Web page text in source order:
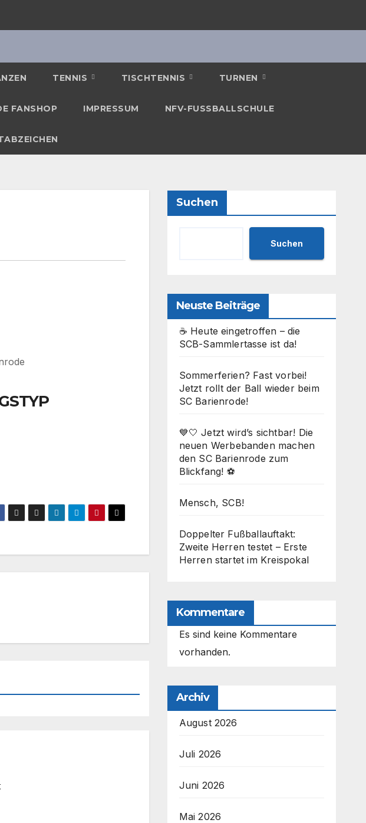
TENNIS TISCHTENNIS TURNEN
FANSHOP IMPRESSUM NFV-FUSSBALLSCHULE
Suchen
Suchen
Neuste Beiträge
☕ Heute eingetroffen – die
SCB-Sammlertasse ist da!
Sommerferien? Fast vorbei!
Jetzt rollt der Ball wieder beim
SC Barienrode!
💙🤍 Jetzt wird’s sichtbar! Die
neuen Werbebanden machen
den SC Barienrode zum
Blickfang! ⚽
Mensch, SCB!
Doppelter Fußballauftakt:
Zweite Herren testet – Erste
Herren startet im Kreispokal
Kommentare
Es sind keine Kommentare
vorhanden.
Archiv
August 2026
Juli 2026
Juni 2026
Mai 2026